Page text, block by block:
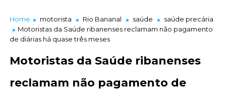
Home motorista Rio Bananal saúde
saúde precária
Motoristas da Saúde ribanenses reclamam não pagamento
de diárias há quase três meses
Motoristas da Saúde ribanenses
reclamam não pagamento de